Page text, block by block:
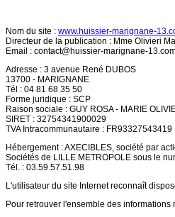
Nom du site : www.huissier-marignane-
Directeur de la publication : Mme Olivieri
Email : contact@huissier-marignane-
Adresse : 3 avenue René DUBOS
13700 - MARIGNANE
Tél : 04 81 68 35 50
Forme juridique : SCP
Raison sociale : GUY ROSA - MARIE
SIRET : 32754341900029
TVA Intracommunautaire : FR93327543419
Hébergement : AXECIBLES, société par
Sociétés de LILLE METROPOLE sous le
Tél. : 03.59.57.51.98
L'utilisateur du site Internet reconnaît
Pour retrouver l'ensemble des